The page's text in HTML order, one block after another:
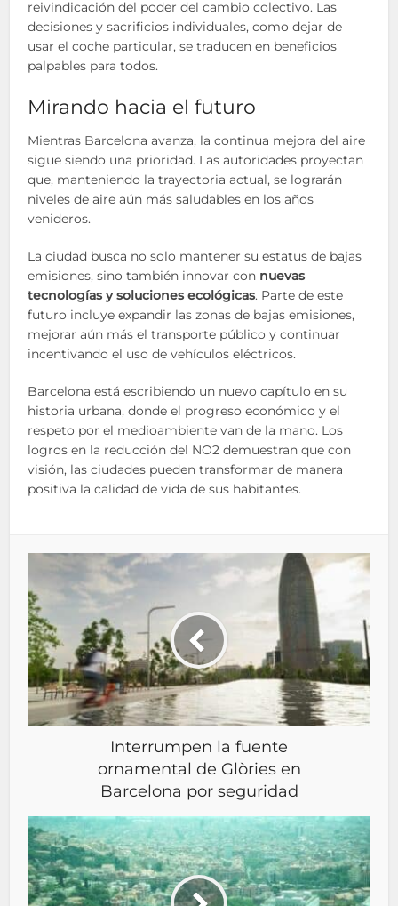
reivindicación del poder del cambio colectivo. Las
decisiones y sacrificios individuales, como dejar de
usar el coche particular, se traducen en beneficios
palpables para todos.
Mirando hacia el futuro
Mientras Barcelona avanza, la continua mejora del aire
sigue siendo una prioridad. Las autoridades proyectan
que, manteniendo la trayectoria actual, se lograrán
niveles de aire aún más saludables en los años
venideros.
La ciudad busca no solo mantener su estatus de bajas
emisiones, sino también innovar con nuevas
tecnologías y soluciones ecológicas. Parte de este
futuro incluye expandir las zonas de bajas emisiones,
mejorar aún más el transporte público y continuar
incentivando el uso de vehículos eléctricos.
Barcelona está escribiendo un nuevo capítulo en su
historia urbana, donde el progreso económico y el
respeto por el medioambiente van de la mano. Los
logros en la reducción del NO2 demuestran que con
visión, las ciudades pueden transformar de manera
positiva la calidad de vida de sus habitantes.
Interrumpen la fuente
ornamental de Glòries en
Barcelona por seguridad